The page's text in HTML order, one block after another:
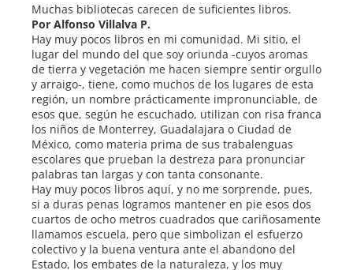
Muchas bibliotecas carecen de suficientes libros.
Por Alfonso Villalva P.
Hay muy pocos libros en mi comunidad. Mi sitio, el
lugar del mundo del que soy oriunda -cuyos aromas
de tierra y vegetación me hacen siempre sentir orgullo
y arraigo-, tiene, como muchos de los lugares de esta
región, un nombre prácticamente impronunciable, de
esos que, según he escuchado, utilizan con risa franca
los niños de Monterrey, Guadalajara o Ciudad de
México, como materia prima de sus trabalenguas
escolares que prueban la destreza para pronunciar
palabras tan largas y con tanta consonante.
Hay muy pocos libros aquí, y no me sorprende, pues,
si a duras penas logramos mantener en pie esos dos
cuartos de ocho metros cuadrados que cariñosamente
llamamos escuela, pero que simbolizan el esfuerzo
colectivo y la buena ventura ante el abandono del
Estado, los embates de la naturaleza, y los muy